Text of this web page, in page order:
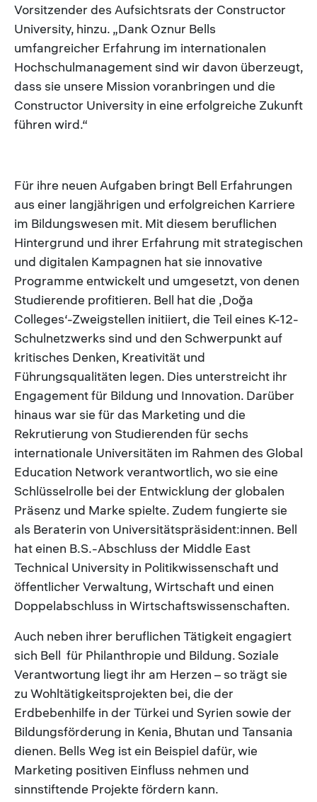
Vorsitzender des Aufsichtsrats der Constructor
University, hinzu. „Dank Oznur Bells
umfangreicher Erfahrung im internationalen
Hochschulmanagement sind wir davon überzeugt,
dass sie unsere Mission voranbringen und die
Constructor University in eine erfolgreiche Zukunft
führen wird.“
Für ihre neuen Aufgaben bringt Bell Erfahrungen
aus einer langjährigen und erfolgreichen Karriere
im Bildungswesen mit. Mit diesem beruflichen
Hintergrund und ihrer Erfahrung mit strategischen
und digitalen Kampagnen hat sie innovative
Programme entwickelt und umgesetzt, von denen
Studierende profitieren. Bell hat die ‚Doğa
Colleges‘-Zweigstellen initiiert, die Teil eines K-12-
Schulnetzwerks sind und den Schwerpunkt auf
kritisches Denken, Kreativität und
Führungsqualitäten legen. Dies unterstreicht ihr
Engagement für Bildung und Innovation. Darüber
hinaus war sie für das Marketing und die
Rekrutierung von Studierenden für sechs
internationale Universitäten im Rahmen des Global
Education Network verantwortlich, wo sie eine
Schlüsselrolle bei der Entwicklung der globalen
Präsenz und Marke spielte. Zudem fungierte sie
als Beraterin von Universitätspräsident:innen. Bell
hat einen B.S.-Abschluss der Middle East
Technical University in Politikwissenschaft und
öffentlicher Verwaltung, Wirtschaft und einen
Doppelabschluss in Wirtschaftswissenschaften.
Auch neben ihrer beruflichen Tätigkeit engagiert
sich Bell für Philanthropie und Bildung. Soziale
Verantwortung liegt ihr am Herzen – so trägt sie
zu Wohltätigkeitsprojekten bei, die der
Erdbebenhilfe in der Türkei und Syrien sowie der
Bildungsförderung in Kenia, Bhutan und Tansania
dienen. Bells Weg ist ein Beispiel dafür, wie
Marketing positiven Einfluss nehmen und
sinnstiftende Projekte fördern kann.